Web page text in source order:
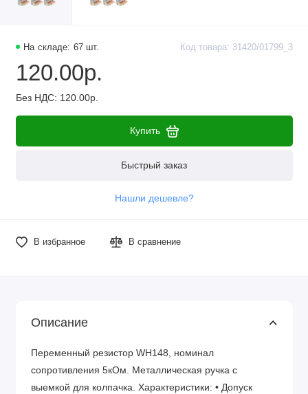
Стабилизаторы питания
Транзисторы
На складе: 67 шт. Код товара: 31420/01799_3
120.00р.
Без НДС: 120.00р.
Купить
Быстрый заказ
Нашли дешевле?
В избранное В сравнение
Описание
Переменный резистор WH148, номинал
сопротивления 5кОм. Металлическая ручка с
выемкой для колпачка. Характеристики: • Допуск